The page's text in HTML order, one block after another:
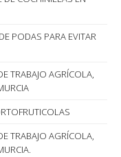
PODAS PARA EVITAR
TRABAJO AGRÍCOLA,
TRABAJO AGRÍCOLA,